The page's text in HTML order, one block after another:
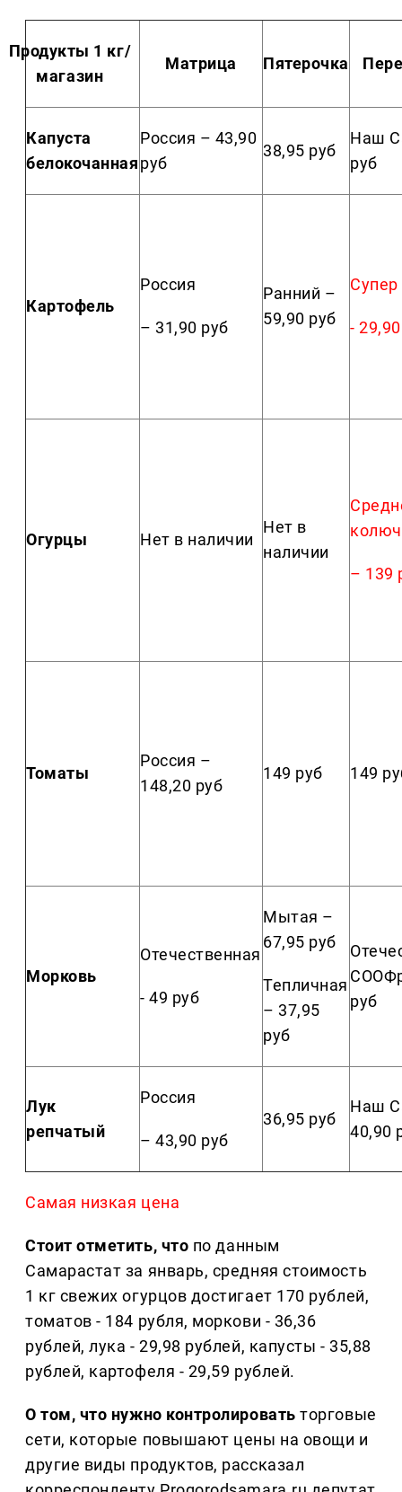
Продукты 1 кг/
магазин
Матрица Пятерочка
Капуста
белокочанная
Россия – 43,90
руб
38,95 руб
Наш
руб
Картофель
Россия
– 31,90 руб
Ранний –
59,90 руб
-
Огурцы Нет в наличии
Нет в
наличии
– 139
Томаты
Россия –
148,20 руб
149 руб 149
Морковь
Отечественная
- 49 руб
Мытая –
67,95 руб
Тепличная
– 37,95
руб
руб
Лук
репчатый
Россия
– 43,90 руб
36,95 руб
Наш
40,90
Самая низкая цена
Стоит отметить, что по данным
Самарастат за январь, средняя стоимость
1 кг свежих огурцов достигает 170 рублей,
томатов - 184 рубля, моркови - 36,36
рублей, лука - 29,98 рублей, капусты - 35,88
рублей, картофеля - 29,59 рублей.
О том, что нужно контролироватьторговые
сети, которые повышают цены на овощи и
другие виды продуктов, рассказал